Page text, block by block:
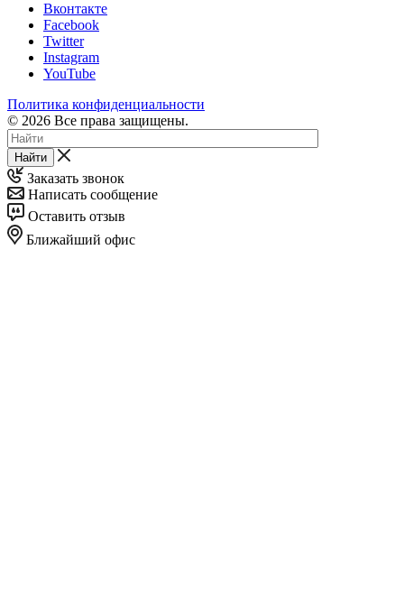
Вконтакте
Facebook
Twitter
Instagram
YouTube
Политика конфиденциальности
© 2026 Все права защищены.
Найти
Заказать звонок
Написать сообщение
Оставить отзыв
Ближайший офис